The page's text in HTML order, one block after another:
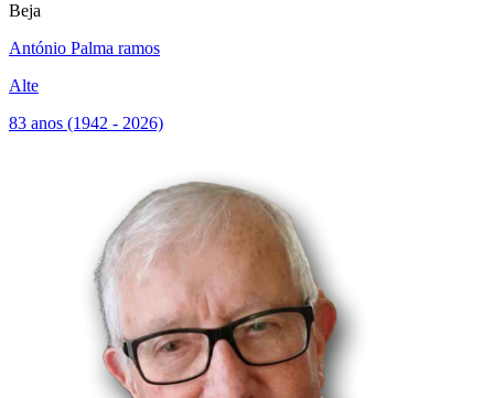
Beja
António Palma ramos
Alte
83 anos (1942 - 2026)